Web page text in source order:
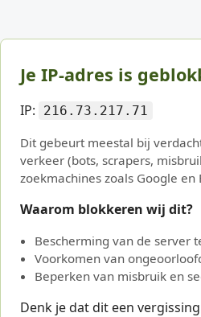
Je IP-adres is
IP: 216.73.217.71
Dit gebeurt meestal bij
verkeer (bots, scrapers,
zoekmachines zoals Google
Waarom blokkeren wij dit?
Bescherming van de server
Voorkomen van
Beperken van misbruik en
Denk je dat dit een vergissing